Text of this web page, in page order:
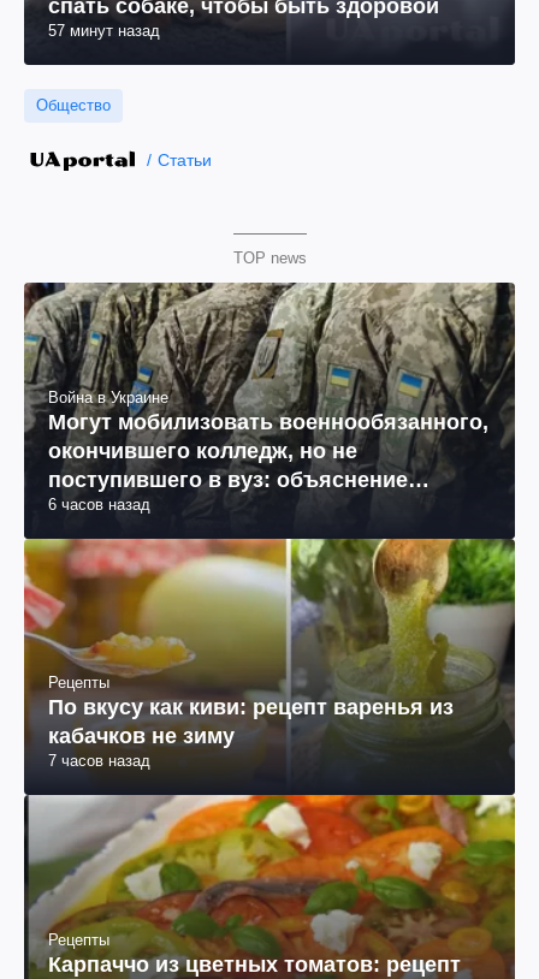
спать собаке, чтобы быть здоровой
57 минут назад
Общество
Статьи
TOP news
Война в Украине
Могут мобилизовать военнообязанного,
окончившего колледж, но не
поступившего в вуз: объяснение
юриста
6 часов назад
Рецепты
По вкусу как киви: рецепт варенья из
кабачков не зиму
7 часов назад
Рецепты
Карпаччо из цветных томатов: рецепт